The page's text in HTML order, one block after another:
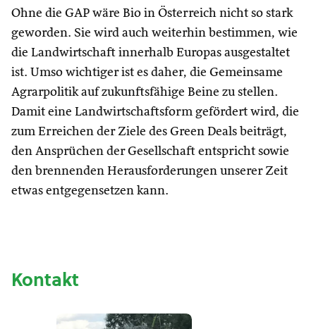
Ohne die GAP wäre Bio in Österreich nicht so stark
geworden. Sie wird auch weiterhin bestimmen, wie
die Landwirtschaft innerhalb Europas ausgestaltet
ist. Umso wichtiger ist es daher, die Gemeinsame
Agrarpolitik auf zukunftsfähige Beine zu stellen.
Damit eine Landwirtschaftsform gefördert wird, die
zum Erreichen der Ziele des Green Deals beiträgt,
den Ansprüchen der Gesellschaft entspricht sowie
den brennenden Herausforderungen unserer Zeit
etwas entgegensetzen kann.
Kontakt